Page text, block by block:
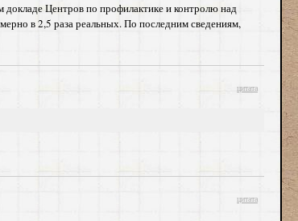
докладе Центров по профилактике и контролю над
в 2,5 раза реальных. По последним сведениям,
цитата
цитата